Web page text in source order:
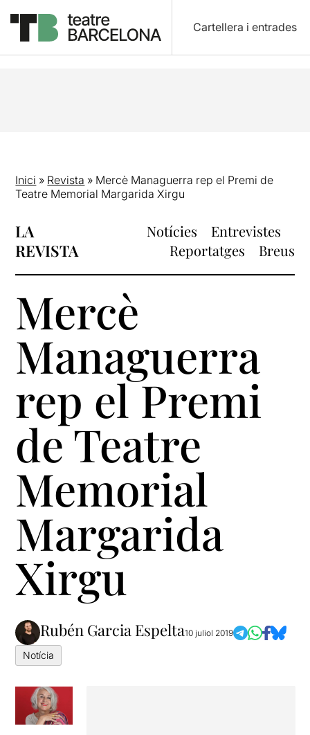
Cartellera i entrades
Inici » Revista » Mercè Managuerra rep el Premi de
Teatre Memorial Margarida Xirgu
LA
REVISTA
Notícies
Entrevistes
Reportatges
Breus
Mercè
Managuerra
rep el Premi
de Teatre
Memorial
Margarida
Xirgu
Rubén Garcia Espelta10 juliol 2019
Notícia